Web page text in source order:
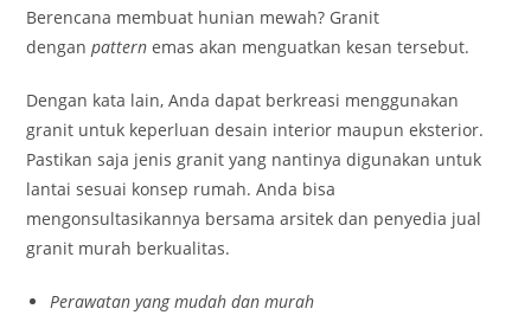
Berencana membuat hunian mewah? Granit
denganpatternemas akan menguatkan kesan tersebut.
Dengan kata lain, Anda dapat berkreasi menggunakan
granit untuk keperluan desain interior maupun eksterior.
Pastikan saja jenis granit yang nantinya digunakan untuk
lantai sesuai konsep rumah. Anda bisa
mengonsultasikannya bersama arsitek dan penyedia jual
granit murah berkualitas.
Perawatan yang mudah dan murah